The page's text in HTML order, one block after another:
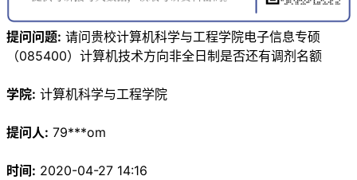
提问问题: 请问贵校计算机科学与工程学院电子信息专硕
（085400）计算机技术方向非全日制是否还有调剂名额
学院: 计算机科学与工程学院
提问人: 79***om
时间: 2020-04-27 14:16